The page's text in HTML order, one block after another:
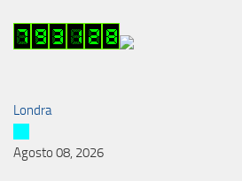
Londra
Agosto 08, 2026